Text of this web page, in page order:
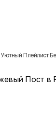
Уютный Плейлист